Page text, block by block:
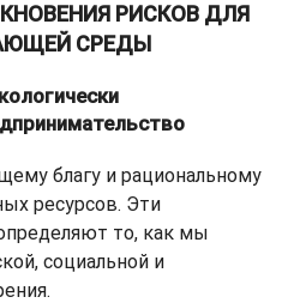
РИСКОВ ДЛЯ
СРЕДЫ
благу и рациональному
ресурсов. Эти
то, как мы
социальной и